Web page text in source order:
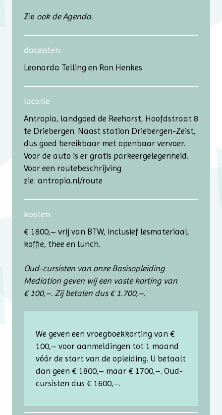
Zie ook deAgenda.
docenten
Leonarda Telling en Ron Henkes
locatie
Antropia, landgoed de Reehorst, Hoofdstraat 8
te Driebergen. Naast station Driebergen-Zeist,
dus goed bereikbaar met openbaar vervoer.
Voor de auto is er gratis parkeer­gelegenheid.
Voor een routebeschrijving
zie: antropia.nl/route
kosten
€ 1800,– vrij van BTW, inclusief lesmateriaal,
koffie, thee en lunch.
Oud-cursisten van onze Basisopleiding
Mediation geven wij een vaste korting van
€ 100,–. Zij betalen dus € 1.700,–.
We geven een vroegboekkorting van €
100,– voor aanmeldingen tot 1 maand
vóór de start van de opleiding. U betaalt
dan geen € 1800,– maar € 1700,–. Oud-
cursisten dus € 1600,–.